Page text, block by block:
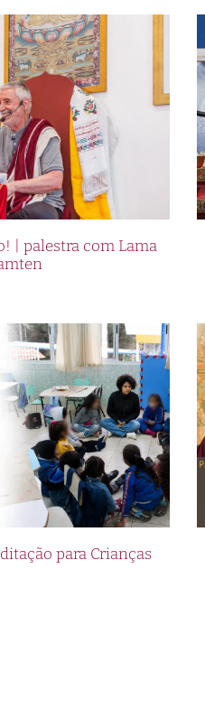
| palestra com Lama
para Crianças